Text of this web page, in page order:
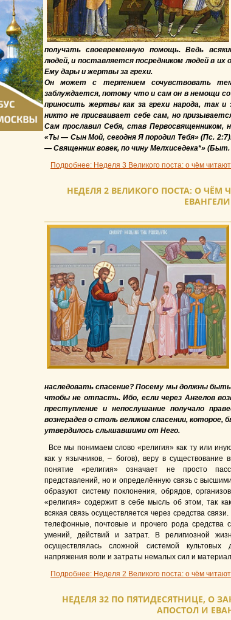
получать своевременную помощь. Ведь
людей, и поставляется посредником людей в
Ему дары и жертвы за грехи.
Он может с терпением сочувствовать
заблуждается, потому что и сам он в немощи
приносить жертвы как за грехи народа, так
никто не присваивает себе сам, но
Сам прославил Себя, став Первосвященником,
«Ты — Сын Мой, сегодня Я породил Тебя» (Пс.
— Священник вовек, по чину Мелхиседека*» (Быт.
Подробнее: Неделя 3 Великого поста: о чём
НЕДЕЛЯ 2 ВЕЛИКОГО ПОСТА: О ЧЁМ
наследовать спасение? Посему мы должны
чтобы не отпасть. Ибо, если через Ангелов
преступление и непослушание получало
вознерадев о столь великом спасении, которое,
утвердилось слышавшими от Него.
Все мы понимаем слово «религия» как ту или
как у язычников, – богов), веру в
понятие «религия» означает не просто
представлений, но и определённую связь с
образуют систему поклонения, обрядов,
«религия» содержит в себе мысль об этом, так
всякая связь осуществляется через средства
телефонные, почтовые и прочего рода средства
умений, действий и затрат. В религиозной
осуществлялась сложной системой
напряжения воли и затраты немалых сил и
Подробнее: Неделя 2 Великого поста: о чём
НЕДЕЛЯ 32 ПО ПЯТИДЕСЯТНИЦЕ, О
АПОСТОЛ И